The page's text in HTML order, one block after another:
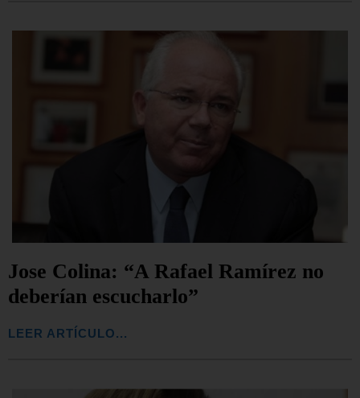
Jose Colina: “A Rafael Ramírez no
deberían escucharlo”
LEER ARTÍCULO...